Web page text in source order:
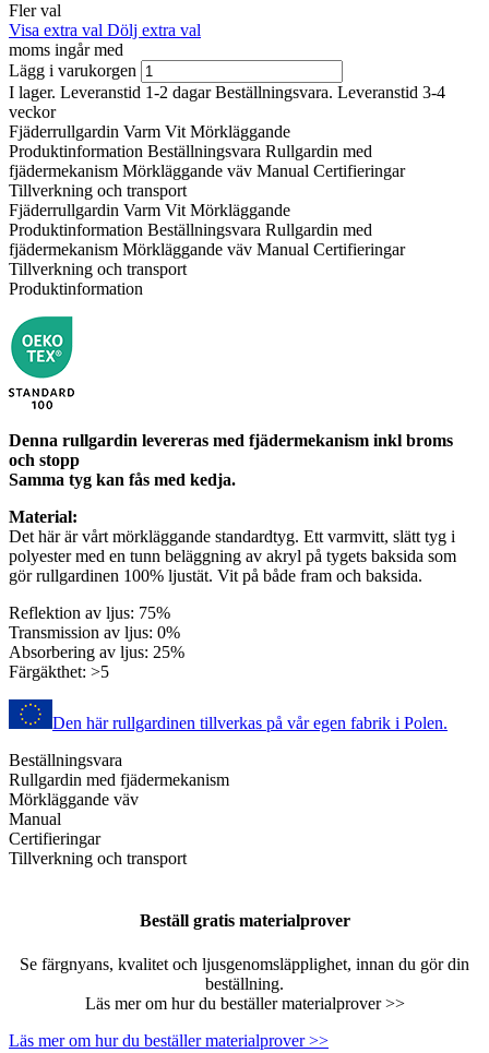
Fler val
Visa extra val Dölj extra val
moms ingår med
Lägg i varukorgen
I lager. Leveranstid 1-2 dagar Beställningsvara. Leveranstid 3-4
veckor
Fjäderrullgardin Varm Vit Mörkläggande
Produktinformation Beställningsvara Rullgardin med
fjädermekanism Mörkläggande väv Manual Certifieringar
Tillverkning och transport
Fjäderrullgardin Varm Vit Mörkläggande
Produktinformation Beställningsvara Rullgardin med
fjädermekanism Mörkläggande väv Manual Certifieringar
Tillverkning och transport
Produktinformation
Denna rullgardin levereras med fjädermekanism inkl broms
och stopp
Samma tyg kan fås med kedja.
Material:
Det här är vårt mörkläggande standardtyg. Ett varmvitt, slätt tyg i
polyester med en tunn beläggning av akryl på tygets baksida som
gör rullgardinen 100% ljustät. Vit på både fram och baksida.
Reflektion av ljus: 75%
Transmission av ljus: 0%
Absorbering av ljus: 25%
Färgäkthet: >5
Den här rullgardinen tillverkas på vår egen fabrik i Polen.
Beställningsvara
Rullgardin med fjädermekanism
Mörkläggande väv
Manual
Certifieringar
Tillverkning och transport
Beställ gratis materialprover
Se färgnyans, kvalitet och ljusgenomsläpplighet, innan du gör din
beställning.
Läs mer om hur du beställer materialprover >>
Läs mer om hur du beställer materialprover >>